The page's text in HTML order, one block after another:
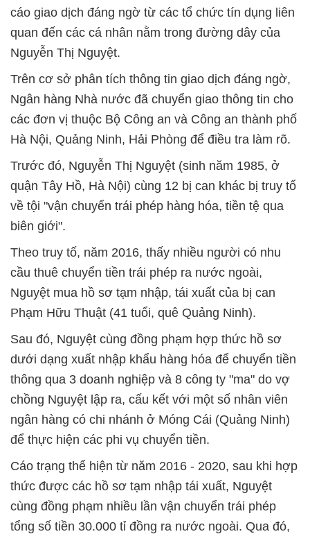
cáo giao dịch đáng ngờ từ các tổ chức tín dụng liên
quan đến các cá nhân nằm trong đường dây của
Nguyễn Thị Nguyệt.
Trên cơ sở phân tích thông tin giao dịch đáng ngờ,
Ngân hàng Nhà nước đã chuyển giao thông tin cho
các đơn vị thuộc Bộ Công an và Công an thành phố
Hà Nội, Quảng Ninh, Hải Phòng để điều tra làm rõ.
Trước đó, Nguyễn Thị Nguyệt (sinh năm 1985, ở
quận Tây Hồ, Hà Nội) cùng 12 bị can khác bị truy tố
về tội "vận chuyển trái phép hàng hóa, tiền tệ qua
biên giới".
Theo truy tố, năm 2016, thấy nhiều người có nhu
cầu thuê chuyển tiền trái phép ra nước ngoài,
Nguyệt mua hồ sơ tạm nhập, tái xuất của bị can
Phạm Hữu Thuật (41 tuổi, quê Quảng Ninh).
Sau đó, Nguyệt cùng đồng phạm hợp thức hồ sơ
dưới dạng xuất nhập khẩu hàng hóa để chuyển tiền
thông qua 3 doanh nghiệp và 8 công ty "ma" do vợ
chồng Nguyệt lập ra, cấu kết với một số nhân viên
ngân hàng có chi nhánh ở Móng Cái (Quảng Ninh)
để thực hiện các phi vụ chuyển tiền.
Cáo trạng thể hiện từ năm 2016 - 2020, sau khi hợp
thức được các hồ sơ tạm nhập tái xuất, Nguyệt
cùng đồng phạm nhiều lần vận chuyển trái phép
tổng số tiền 30.000 tỉ đồng ra nước ngoài. Qua đó,